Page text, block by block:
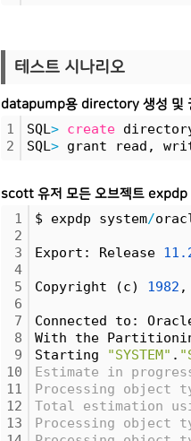
테스트 시나리오
datapump용 directory 생성 및
1
2
SQL> create
SQL> grant read,
scott 유저 모든 오브젝트
1
2
3
4
5
6
7
8
9
10
11
12
13
$ expdp system/
Export: Release 11.
Copyright (c) 1982 ,
Connected to:
With the
Starting
"SYSTEM" .
Estimate in
Processing object type
Total estimation
Processing object